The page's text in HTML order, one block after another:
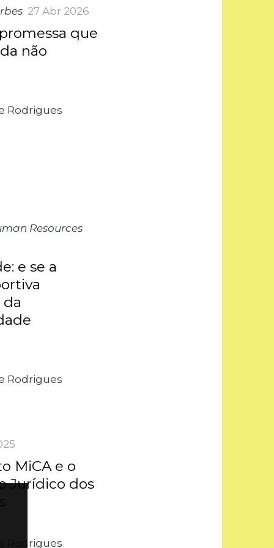
27 Abr 2026
que
não
Rodrigues
Resources
e se a
Rodrigues
MiCA e o
Jurídico dos
Rodrigues